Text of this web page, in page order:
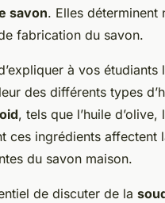
savon. Elles déterminent
fabrication du savon.
à vos
des différents types
, tels que l’huile
ces ingrédients affectent
du savon maison.
de discuter de la